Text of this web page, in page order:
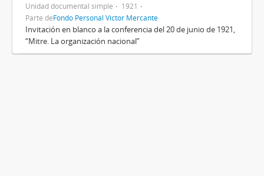
Unidad documental simple
1921
Parte deFondo Personal Víctor Mercante
Invitación en blanco a la conferencia del 20 de junio de 1921,
“Mitre. La organización nacional”